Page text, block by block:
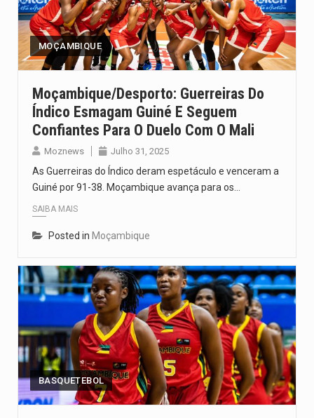
Um dos casos mais graves envolveu a residência de Sam…
A cidade de Bunia, capital da província de Ituri, tornou-se…
O Senado dos Estados Unidos aprovou, no dia 7 de…
Legislação, renomeada em homenagem ao falecido senador Lindsey Graham, foi…
A nova legislação estabelece um prazo de 180 dias para…
MOÇAMBIQUE
Moçambique/Desporto: Guerreiras Do
Índico Esmagam Guiné E Seguem
Confiantes Para O Duelo Com O Mali
Moznews Julho 31, 2025
As Guerreiras do Índico deram espetáculo e venceram a
Guiné por 91-38. Moçambique avança para os…
SAIBA MAIS
Posted in Moçambique
BASQUETEBOL